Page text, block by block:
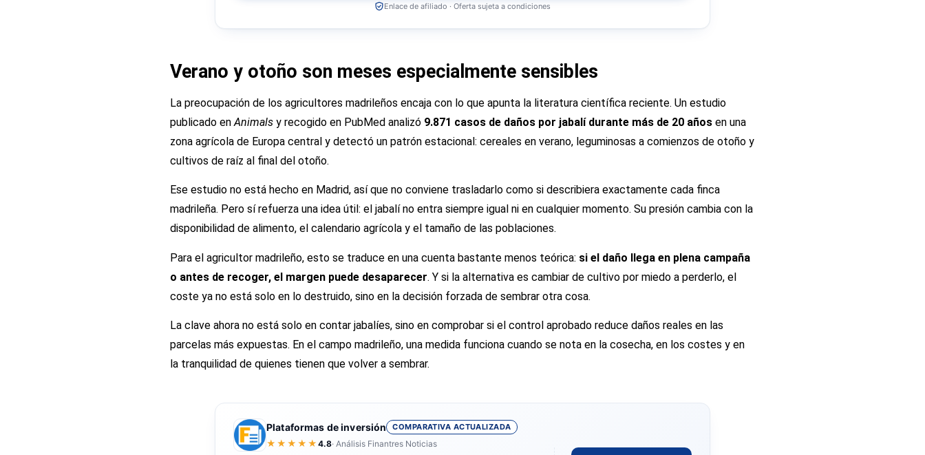
Enlace de afiliado · Oferta sujeta a condiciones
Verano y otoño son meses especialmente sensibles
La preocupación de los agricultores madrileños encaja con lo que apunta la literatura científica reciente. Un estudio
publicado enAnimals y recogido en PubMed analizó 9.871 casos de daños por jabalí durante más de 20 años en una
zona agrícola de Europa central y detectó un patrón estacional: cereales en verano, leguminosas a comienzos de otoño y
cultivos de raíz al final del otoño.
Ese estudio no está hecho en Madrid, así que no conviene trasladarlo como si describiera exactamente cada finca
madrileña. Pero sí refuerza una idea útil: el jabalí no entra siempre igual ni en cualquier momento. Su presión cambia con la
disponibilidad de alimento, el calendario agrícola y el tamaño de las poblaciones.
Para el agricultor madrileño, esto se traduce en una cuenta bastante menos teórica: si el daño llega en plena campaña
o antes de recoger, el margen puede desaparecer. Y si la alternativa es cambiar de cultivo por miedo a perderlo, el
coste ya no está solo en lo destruido, sino en la decisión forzada de sembrar otra cosa.
La clave ahora no está solo en contar jabalíes, sino en comprobar si el control aprobado reduce daños reales en las
parcelas más expuestas. En el campo madrileño, una medida funciona cuando se nota en la cosecha, en los costes y en
la tranquilidad de quienes tienen que volver a sembrar.
Plataformas de inversión COMPARATIVA ACTUALIZADA
★★★★★ 4.8· Análisis Finantres Noticias